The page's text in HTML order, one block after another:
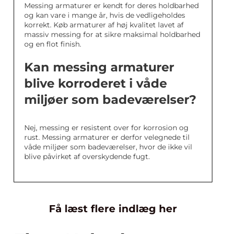
Messing armaturer er kendt for deres holdbarhed
og kan vare i mange år, hvis de vedligeholdes
korrekt. Køb armaturer af høj kvalitet lavet af
massiv messing for at sikre maksimal holdbarhed
og en flot finish.
Kan messing armaturer
blive korroderet i våde
miljøer som badeværelser?
Nej, messing er resistent over for korrosion og
rust. Messing armaturer er derfor velegnede til
våde miljøer som badeværelser, hvor de ikke vil
blive påvirket af overskydende fugt.
Få læst flere indlæg her